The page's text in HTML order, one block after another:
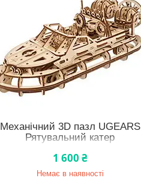
Механічний 3D пазл UGEARS
Рятувальний катер
1 600 ₴
Немає в наявності